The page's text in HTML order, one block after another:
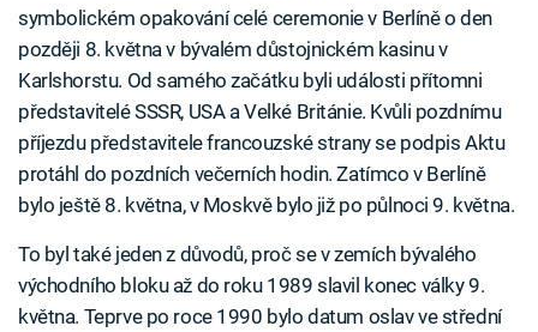
symbolickém opakování celé ceremonie v Berlíně o den
později 8. května v bývalém důstojnickém kasinu v
Karlshorstu. Od samého začátku byli události přítomni
představitelé SSSR, USA a Velké Británie. Kvůli pozdnímu
příjezdu představitele francouzské strany se podpis Aktu
protáhl do pozdních večerních hodin. Zatímco v Berlíně
bylo ještě 8. května, v Moskvě bylo již po půlnoci 9. května.
To byl také jeden z důvodů, proč se v zemích bývalého
východního bloku až do roku 1989 slavil konec války 9.
května. Teprve po roce 1990 bylo datum oslav ve střední